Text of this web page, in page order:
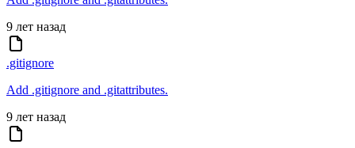
9 лет назад
.gitignore
Add .gitignore and .gitattributes.
9 лет назад